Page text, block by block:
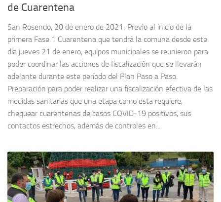
de Cuarentena
San Rosendo, 20 de enero de 2021; Previo al inicio de la
primera Fase 1 Cuarentena que tendrá la comuna desde este
día jueves 21 de enero, equipos municipales se reunieron para
poder coordinar las acciones de fiscalización que se llevarán
adelante durante este período del Plan Paso a Paso.
Preparación para poder realizar una fiscalización efectiva de las
medidas sanitarias que una etapa como esta requiere,
chequear cuarentenas de casos COVID-19 positivos, sus
contactos estrechos, además de controles en...